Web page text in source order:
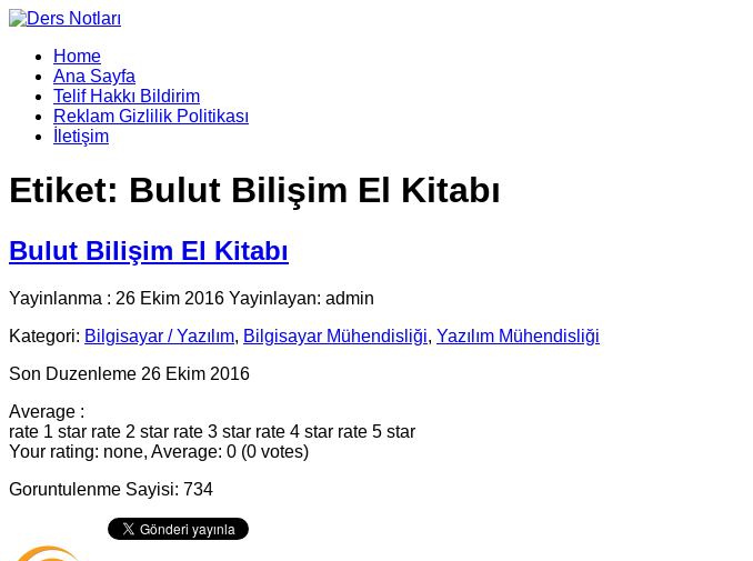
Home
Ana Sayfa
Telif Hakkı Bildirim
Reklam Gizlilik Politikası
İletişim
Etiket: Bulut Bilişim El Kitabı
Bulut Bilişim El Kitabı
Yayinlanma : 26 Ekim 2016 Yayinlayan: admin
Kategori: Bilgisayar / Yazılım, Bilgisayar Mühendisliği, Yazılım Mühendisliği
Son Duzenleme 26 Ekim 2016
Average :
rate 1 star rate 2 star rate 3 star rate 4 star rate 5 star
Your rating: none, Average: 0 (0 votes)
Goruntulenme Sayisi: 734